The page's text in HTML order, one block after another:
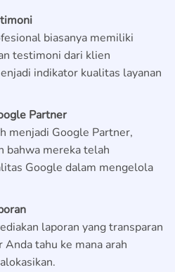
biasanya memiliki
testimoni dari klien
indikator kualitas layanan
Partner
menjadi Google Partner,
bahwa mereka telah
Google dalam mengelola
laporan yang transparan
Anda tahu ke mana arah